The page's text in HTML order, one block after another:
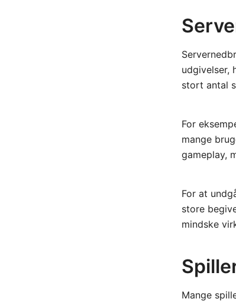
udgivelser,
stort antal
For
mange
gameplay,
For at
store
mindske
Mange